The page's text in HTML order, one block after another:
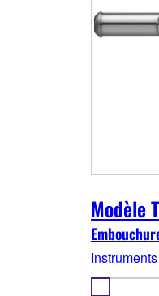
Modèle